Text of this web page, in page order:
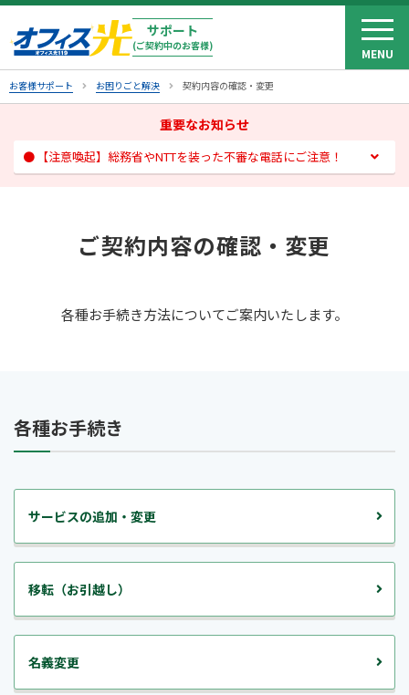
サポート
(ご契約中のお客様)
MENU
Web料金明細 （オフィスビリングPLUS）
MENU
料金・お支払い
よくあるご質問
お客様サポート お困りごと解決 契約内容の確認・変更
重要なお知らせ
【注意喚起】総務省やNTTを装った不審な電話にご注意！
ご契約内容の確認・変更
各種お手続き方法についてご案内いたします。
各種お手続き
サービスの追加・変更
移転（お引越し）
名義変更